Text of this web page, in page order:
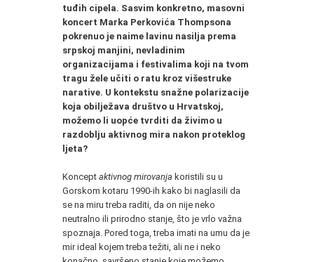
tuđih cipela. Sasvim konkretno, masovni
koncert Marka Perkovića Thompsona
pokrenuo je naime lavinu nasilja prema
srpskoj manjini, nevladinim
organizacijama i festivalima koji na tvom
tragu žele učiti o ratu kroz višestruke
narative. U kontekstu snažne polarizacije
koja obilježava društvo u Hrvatskoj,
možemo li uopće tvrditi da živimo u
razdoblju aktivnog mira nakon proteklog
ljeta?
Koncept aktivnog mirovanja koristili su u
Gorskom kotaru 1990-ih kako bi naglasili da
se na miru treba raditi, da on nije neko
neutralno ili prirodno stanje, što je vrlo važna
spoznaja. Pored toga, treba imati na umu da je
mir ideal kojem treba težiti, ali ne i neko